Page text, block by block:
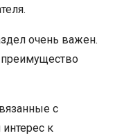
очень важен.
с
к